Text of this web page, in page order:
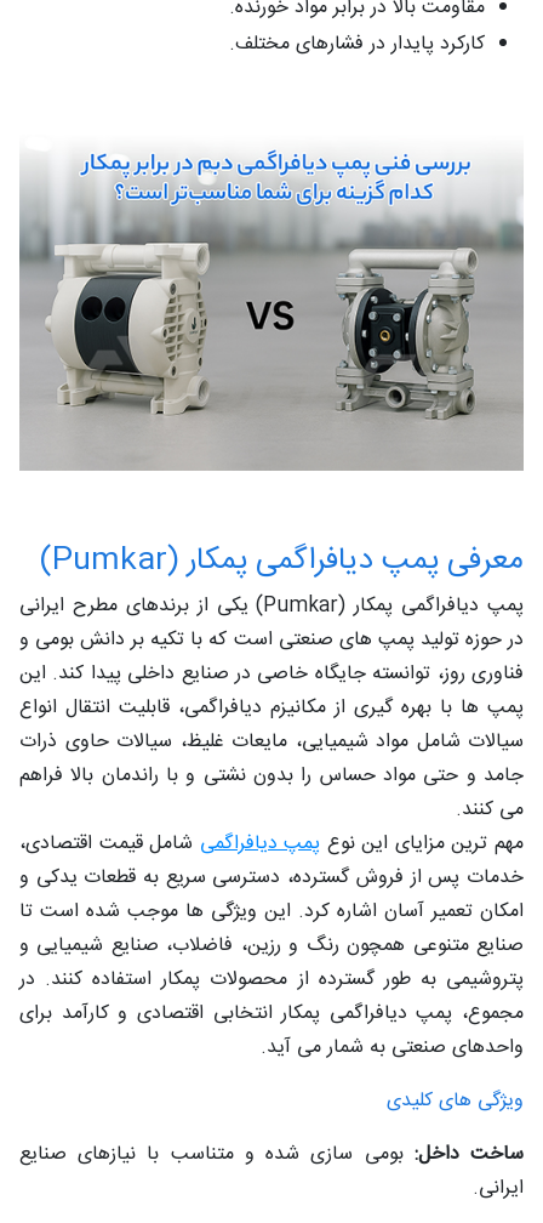
مقاومت بالا در برابر مواد خورنده.
کارکرد پایدار در فشارهای مختلف.
معرفی پمپ دیافراگمی پمکار (Pumkar)
پمپ دیافراگمی پمکار (Pumkar) یکی از برندهای مطرح ایرانی
در حوزه تولید پمپ‌ های صنعتی است که با تکیه بر دانش بومی و
فناوری روز، توانسته جایگاه خاصی در صنایع داخلی پیدا کند. این
پمپ‌ ها با بهره‌ گیری از مکانیزم دیافراگمی، قابلیت انتقال انواع
سیالات شامل مواد شیمیایی، مایعات غلیظ، سیالات حاوی ذرات
جامد و حتی مواد حساس را بدون نشتی و با راندمان بالا فراهم
می‌ کنند.
مهم‌ ترین مزایای این نوع پمپ دیافراگمی شامل قیمت اقتصادی،
خدمات پس از فروش گسترده، دسترسی سریع به قطعات یدکی و
امکان تعمیر آسان اشاره کرد. این ویژگی‌ ها موجب شده است تا
صنایع متنوعی همچون رنگ و رزین، فاضلاب، صنایع شیمیایی و
پتروشیمی به‌ طور گسترده از محصولات پمکار استفاده کنند. در
مجموع، پمپ دیافراگمی پمکار انتخابی اقتصادی و کارآمد برای
واحدهای صنعتی به شمار می‌ آید.
ویژگی‌ های کلیدی
ساخت داخل: بومی‌ سازی شده و متناسب با نیازهای صنایع
ایرانی.